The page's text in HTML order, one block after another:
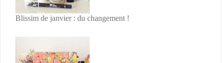
Blissim de janvier : du changement !